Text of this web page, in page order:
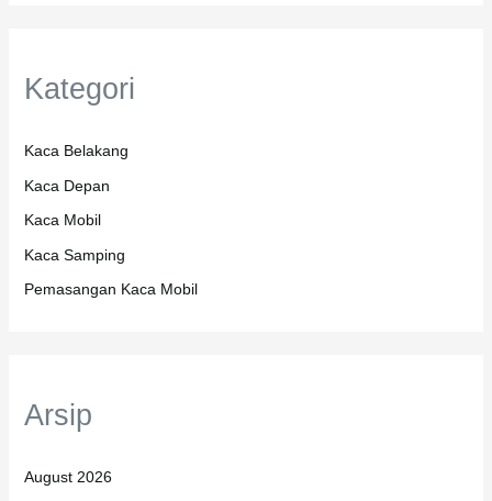
Kategori
Kaca Belakang
Kaca Depan
Kaca Mobil
Kaca Samping
Pemasangan Kaca Mobil
Arsip
August 2026